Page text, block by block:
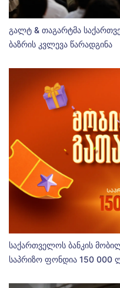
გალტ & თაგარტმა
ბაზრის კვლევა წარადგინა
საქართველოს ბანკის
საპრიზო ფონდია 150 000